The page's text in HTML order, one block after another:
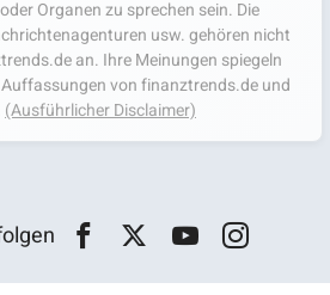
Organen zu sprechen sein. Die
usw. gehören nicht
an. Ihre Meinungen spiegeln
von finanztrends.de und
(Ausführlicher Disclaimer)